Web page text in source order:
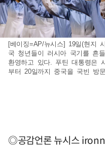
[베이징=AP/뉴시스] 19일(현지
국 청년들이 러시아 국기를 흔
환영하고 있다. 푸틴 대통령은
부터 20일까지 중국을 국빈 방
◎공감언론 뉴시스